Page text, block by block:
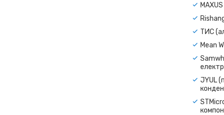
ТИС
Mean
JYUL